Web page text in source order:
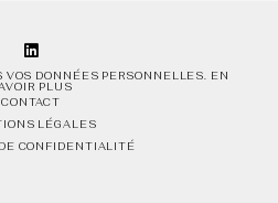
DONNÉES PERSONNELLES. EN
PLUS
CONTACT
LÉGALES
CONFIDENTIALITÉ